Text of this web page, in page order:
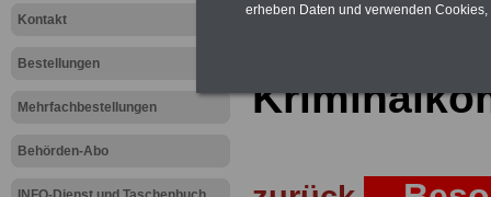
Kontakt
Bestellungen
Mehrfachbestellungen
Behörden-Abo
erheben Daten und verwenden